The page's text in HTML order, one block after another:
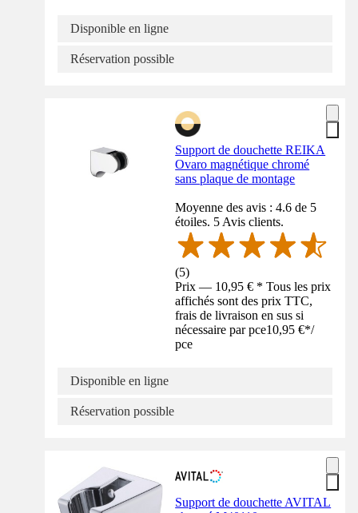
Disponible en ligne
Réservation possible
Support de douchette REIKA
Ovaro magnétique chromé
sans plaque de montage
Moyenne des avis : 4.6 de 5
étoiles. 5 Avis clients.
(5)
Prix — 10,95 € * Tous les prix
affichés sont des prix TTC,
frais de livraison en sus si
nécessaire par pce10,95 €*/
pce
Disponible en ligne
Réservation possible
Support de douchette AVITAL